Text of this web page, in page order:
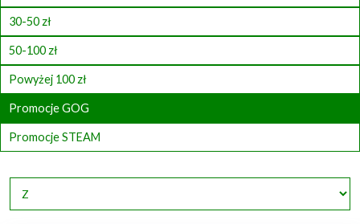
30-50 zł
50-100 zł
Powyżej 100 zł
Promocje GOG
Promocje STEAM